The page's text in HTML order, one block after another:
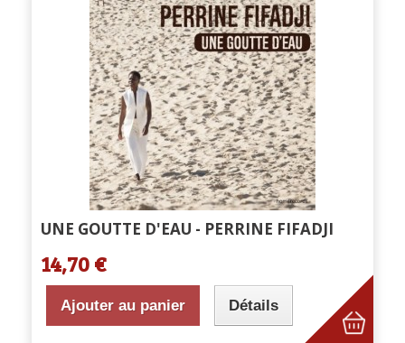
UNE GOUTTE D'EAU - PERRINE FIFADJI
14,70 €
Ajouter au panier Détails